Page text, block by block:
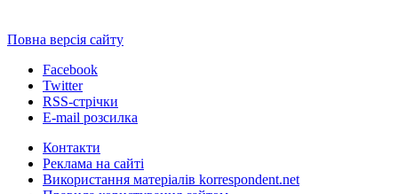
Повна версія сайту
Facebook
Twitter
RSS-стрічки
E-mail розсилка
Контакти
Реклама на сайті
Використання матеріалів korrespondent.net